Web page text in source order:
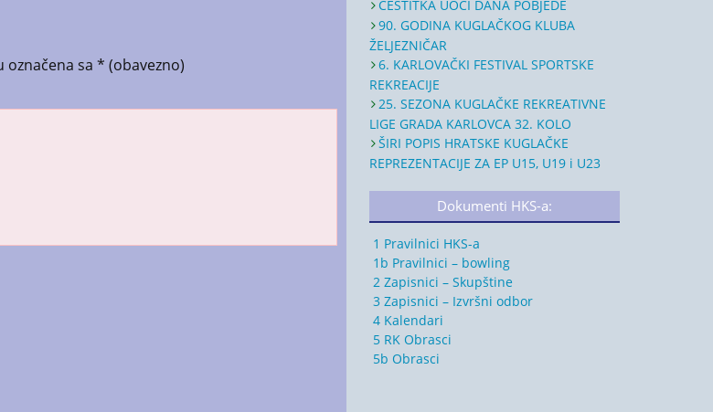
označena sa * (obavezno)
ČESTITKA UOČI DANA POBJEDE
90. GODINA KUGLAČKOG KLUBA
ŽELJEZNIČAR
6. KARLOVAČKI FESTIVAL SPORTSKE
REKREACIJE
25. SEZONA KUGLAČKE REKREATIVNE
LIGE GRADA KARLOVCA 32. KOLO
ŠIRI POPIS HRATSKE KUGLAČKE
REPREZENTACIJE ZA EP U15, U19 i U23
Dokumenti HKS-a:
1 Pravilnici HKS-a
1b Pravilnici – bowling
2 Zapisnici – Skupštine
3 Zapisnici – Izvršni odbor
4 Kalendari
5 RK Obrasci
5b Obrasci